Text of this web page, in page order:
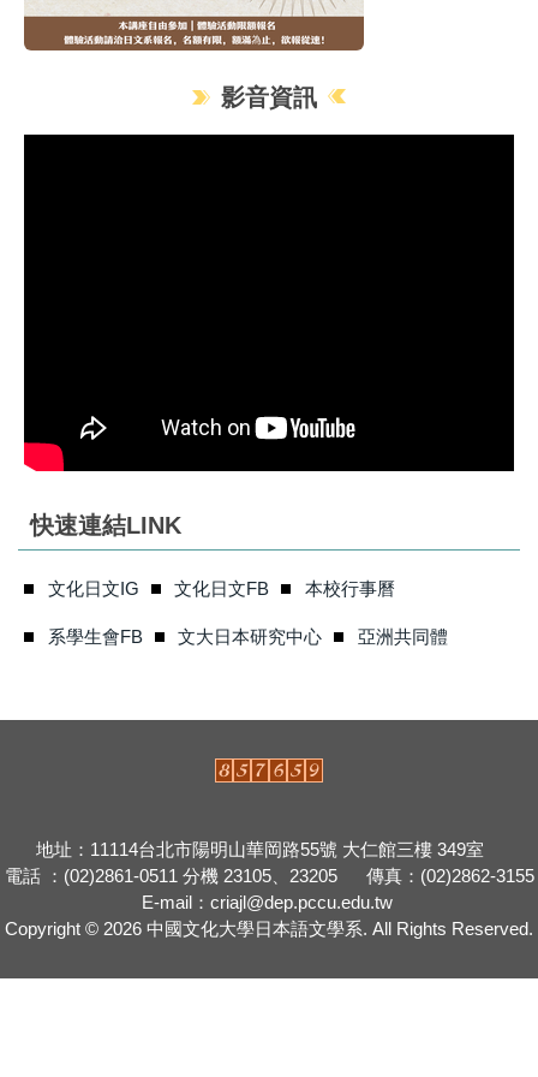
影音資訊
快速連結LINK
文化日文IG 文化日文FB 本校行事曆
系學生會FB 文大日本研究中心 亞洲共同體
地址：11114台北市陽明山華岡路55號 大仁館三樓 349室
電話 ：(02)2861-0511 分機 23105、23205 傳真：(02)2862-3155
E-mail： criajl@dep.pccu.edu.tw
Copyright © 2026 中國文化大學日本語文學系. All Rights Reserved.